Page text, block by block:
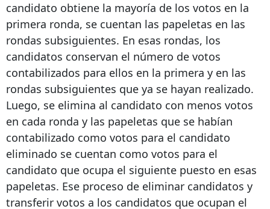
candidato obtiene la mayoría de los votos en la
primera ronda, se cuentan las papeletas en las
rondas subsiguientes. En esas rondas, los
candidatos conservan el número de votos
contabilizados para ellos en la primera y en las
rondas subsiguientes que ya se hayan realizado.
Luego, se elimina al candidato con menos votos
en cada ronda y las papeletas que se habían
contabilizado como votos para el candidato
eliminado se cuentan como votos para el
candidato que ocupa el siguiente puesto en esas
papeletas. Ese proceso de eliminar candidatos y
transferir votos a los candidatos que ocupan el